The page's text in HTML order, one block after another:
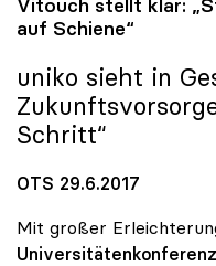
Vitouch stellt klar:
auf Schiene“
uniko sieht in
Schritt“
OTS 29.6.2017
Mit großer